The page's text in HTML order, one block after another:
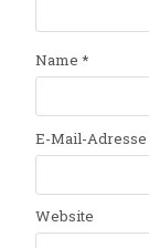
Name *
E-Mail-Adresse
Website